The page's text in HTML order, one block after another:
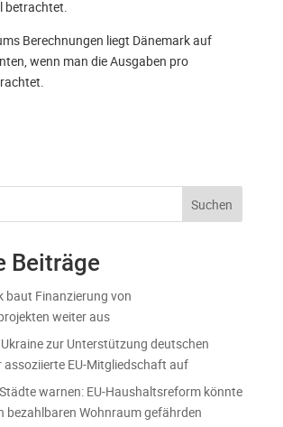
betrachtet.
Berechnungen liegt Dänemark auf
wenn man die Ausgaben pro
Suchen
Beiträge
baut Finanzierung von
weiter aus
zur Unterstützung deutschen
EU-Mitgliedschaft auf
warnen: EU-Haushaltsreform könnte
bezahlbaren Wohnraum gefährden